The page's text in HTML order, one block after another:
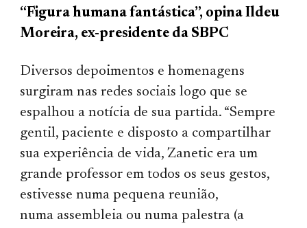
“Figura humana fantástica”, opina Ildeu
Moreira, ex-presidente da SBPC
Diversos depoimentos e homenagens
surgiram nas redes sociais logo que se
espalhou a notícia de sua partida. “Sempre
gentil, paciente e disposto a compartilhar
sua experiência de vida, Zanetic era um
grande professor em todos os seus gestos,
estivesse numa pequena reunião,
numa assembleia ou numa palestra (a